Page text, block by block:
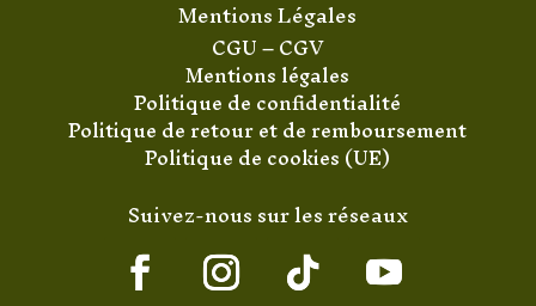
Mentions Légales
CGU–CGV
Mentions légales
Politique de confidentialité
Politique de retour et de remboursement
Politique de cookies (UE)
Suivez-nous sur les réseaux